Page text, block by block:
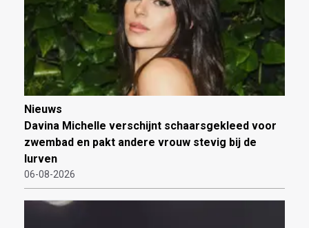
Nieuws
Davina Michelle verschijnt schaarsgekleed voor
zwembad en pakt andere vrouw stevig bij de
lurven
06-08-2026